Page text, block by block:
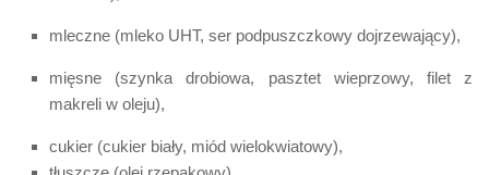
mleczne (mleko UHT, ser podpuszczkowy dojrzewający),
mięsne (szynka drobiowa, pasztet wieprzowy, filet z
makreli w oleju),
cukier (cukier biały, miód wielokwiatowy),